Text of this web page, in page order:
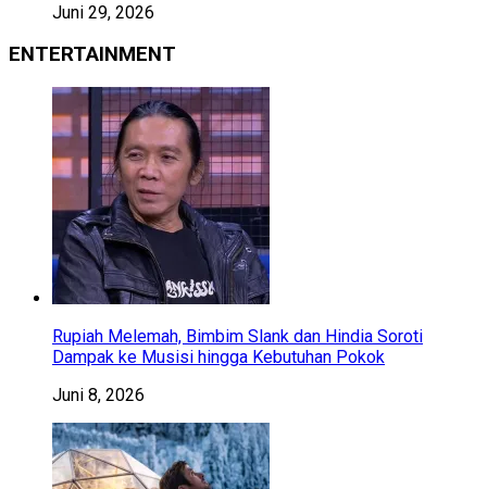
Juni 29, 2026
ENTERTAINMENT
Rupiah Melemah, Bimbim Slank dan Hindia Soroti
Dampak ke Musisi hingga Kebutuhan Pokok
Juni 8, 2026